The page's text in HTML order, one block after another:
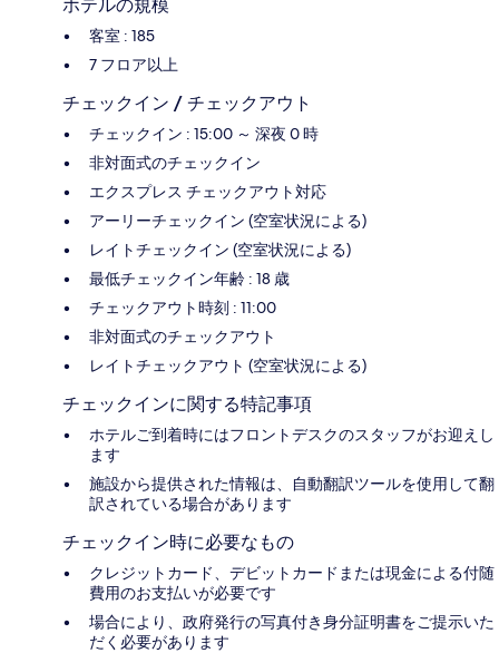
ホテルの規模
客室 : 185
7 フロア以上
チェックイン / チェックアウト
チェックイン : 15:00 ～ 深夜 0 時
非対面式のチェックイン
エクスプレス チェックアウト対応
アーリーチェックイン (空室状況による)
レイトチェックイン (空室状況による)
最低チェックイン年齢 : 18 歳
チェックアウト時刻 : 11:00
非対面式のチェックアウト
レイトチェックアウト (空室状況による)
チェックインに関する特記事項
ホテルご到着時にはフロントデスクのスタッフがお迎えし
ます
施設から提供された情報は、自動翻訳ツールを使用して翻
訳されている場合があります
チェックイン時に必要なもの
クレジットカード、デビットカードまたは現金による付随
費用のお支払いが必要です
場合により、政府発行の写真付き身分証明書をご提示いた
だく必要があります